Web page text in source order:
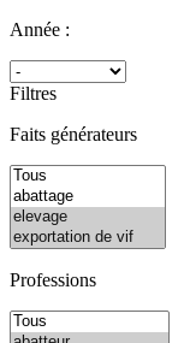
Année :
Filtres
Faits générateurs
Professions